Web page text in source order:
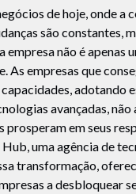
de hoje, onde a
são constantes,
empresa não é apenas
As empresas que
adotando
avançadas, não
prosperam em seus
uma agência de
transformação,
a desbloquear